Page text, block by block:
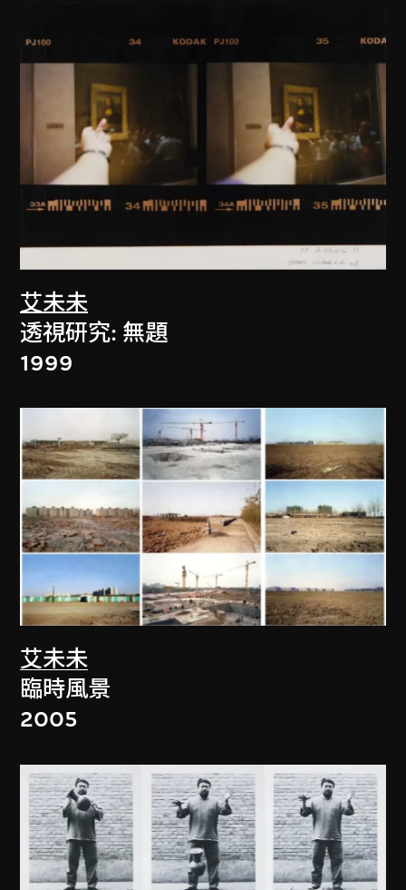
艾未未
透視研究: 無題
1999
艾未未
臨時風景
2005